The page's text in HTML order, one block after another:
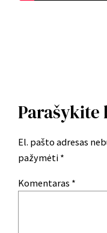
Parašykite
El. pašto adresas
pažymėti *
Komentaras *